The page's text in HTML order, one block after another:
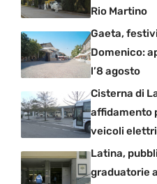
Rio Martino
Gaeta,
Domenico:
l’8 agosto
Cisterna di
affidamento
veicoli
Latina,
graduatorie